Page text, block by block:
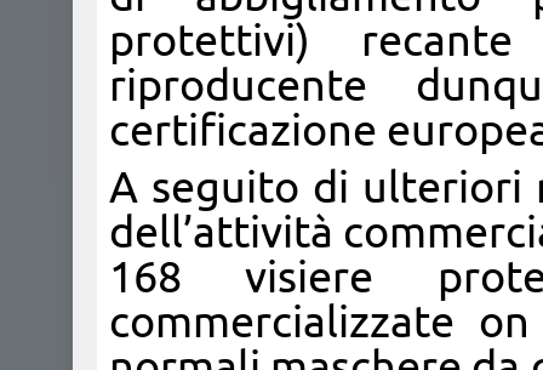
protettivi)
riproducente
certificazione
A seguito di ulteriori
dell’attività
168 visiere
commercializzate